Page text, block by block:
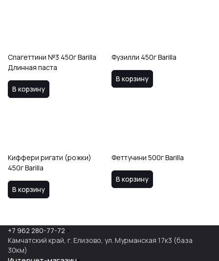
Спагеттини №3 450г Barilla
Длинная паста
В корзину
Фузилли 450г Barilla
В корзину
Киффери ригати (рожки)
450г Barilla
В корзину
Феттучини 500г Barilla
В корзину
+7 962 280-77-72
Камчатский край, г. Елизово, ул. Мурманская 17к3 (база
30км)